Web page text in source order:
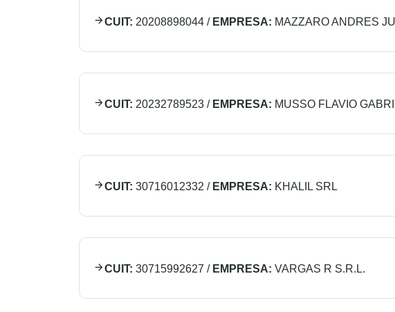
CUIT: 20208898044 / EMPRESA: MAZZARO ANDRES
CUIT: 20232789523 / EMPRESA: MUSSO FLAVIO
CUIT: 30716012332 / EMPRESA: KHALIL SRL
CUIT: 30715992627 / EMPRESA: VARGAS R S.R.L.